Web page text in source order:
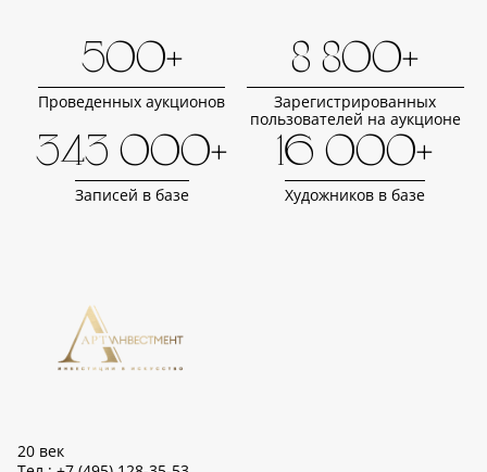
500+
Проведенных аукционов
8 800+
Зарегистрированных
пользователей на аукционе
343 000+
Записей в базе
16 000+
Художников в базе
20 век